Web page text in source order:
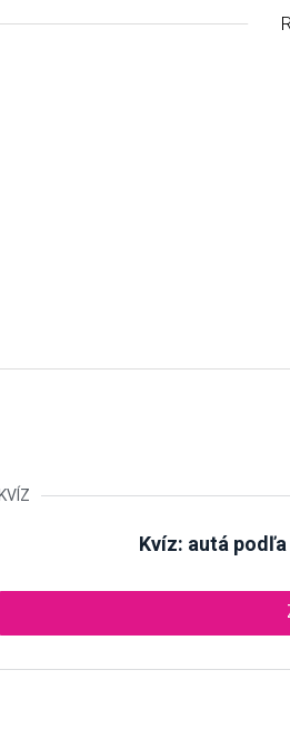
Kvíz: autá